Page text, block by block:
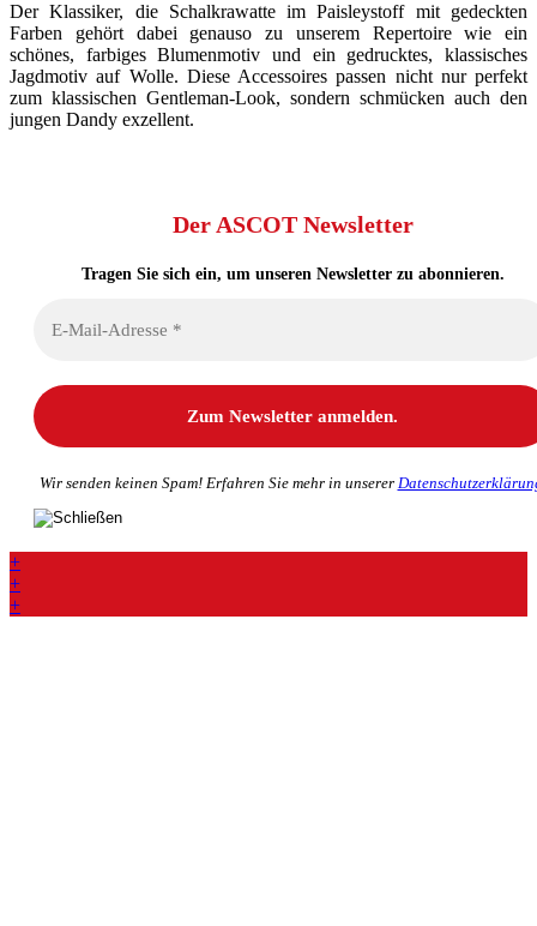
Der Klassiker, die Schalkrawatte im Paisleystoff mit gedeckten
Farben gehört dabei genauso zu unserem Repertoire wie ein
schönes, farbiges Blumenmotiv und ein gedrucktes, klassisches
Jagdmotiv auf Wolle. Diese Accessoires passen nicht nur perfekt
zum klassischen Gentleman-Look, sondern schmücken auch den
jungen Dandy exzellent.
Der ASCOT Newsletter
Tragen Sie sich ein, um unseren Newsletter zu abonnieren.
Wir senden keinen Spam! Erfahren Sie mehr in unserer
+
+
+